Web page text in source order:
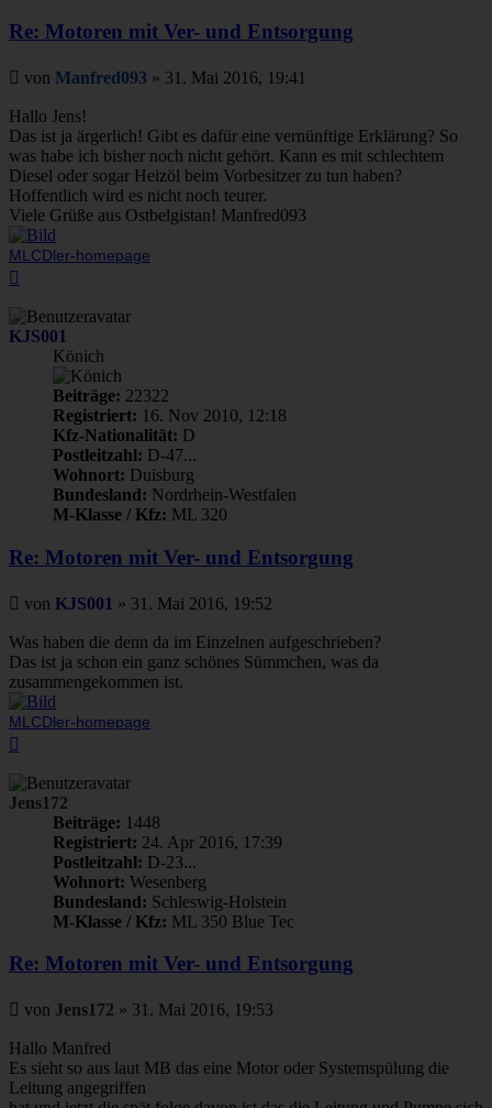
Re: Motoren mit Ver- und Entsorgung
Beitrag
von Manfred093 » 31. Mai 2016, 19:41
Hallo Jens!
Das ist ja ärgerlich! Gibt es dafür eine vernünftige Erklärung? So
was habe ich bisher noch nicht gehört. Kann es mit schlechtem
Diesel oder sogar Heizöl beim Vorbesitzer zu tun haben?
Hoffentlich wird es nicht noch teurer.
Viele Grüße aus Ostbelgistan! Manfred093
MLCDler-homepage
KJS001
Könich
Beiträge: 22322
Registriert: 16. Nov 2010, 12:18
Kfz-Nationalität: D
Postleitzahl: D-47...
Wohnort: Duisburg
Bundesland: Nordrhein-Westfalen
M-Klasse / Kfz: ML 320
Re: Motoren mit Ver- und Entsorgung
Beitrag
von KJS001 » 31. Mai 2016, 19:52
Was haben die denn da im Einzelnen aufgeschrieben?
Das ist ja schon ein ganz schönes Sümmchen, was da
zusammengekommen ist.
MLCDler-homepage
Jens172
Beiträge: 1448
Registriert: 24. Apr 2016, 17:39
Postleitzahl: D-23...
Wohnort: Wesenberg
Bundesland: Schleswig-Holstein
M-Klasse / Kfz: ML 350 Blue Tec
Re: Motoren mit Ver- und Entsorgung
Beitrag
von Jens172 » 31. Mai 2016, 19:53
Hallo Manfred
Es sieht so aus laut MB das eine Motor oder Systemspülung die
Leitung angegriffen